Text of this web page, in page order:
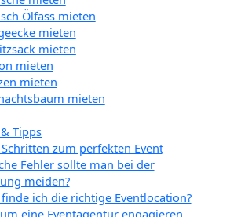
Ölfass mieten
mieten
mieten
mieten
mieten
mieten
Tipps
zum perfekten Event
Fehler sollte man bei der
meiden?
ich die richtige Eventlocation?
eine Eventagentur engagieren